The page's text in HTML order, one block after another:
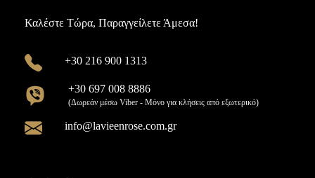
Καλέστε Τώρα, Παραγγείλετε Άμεσα!
+30 216 900 1313
+30 697 008 8886
(Δωρεάν μέσω Viber - Μόνο για κλήσεις από εξωτερικό)
info@lavieenrose.com.gr